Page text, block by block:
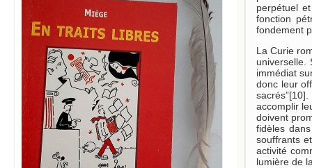
perpétuel
fonction
fondement
La Curie
universelle.
immédiat
donc leur
accomplir
doivent
fidèles
souffrants
activité
lumière de